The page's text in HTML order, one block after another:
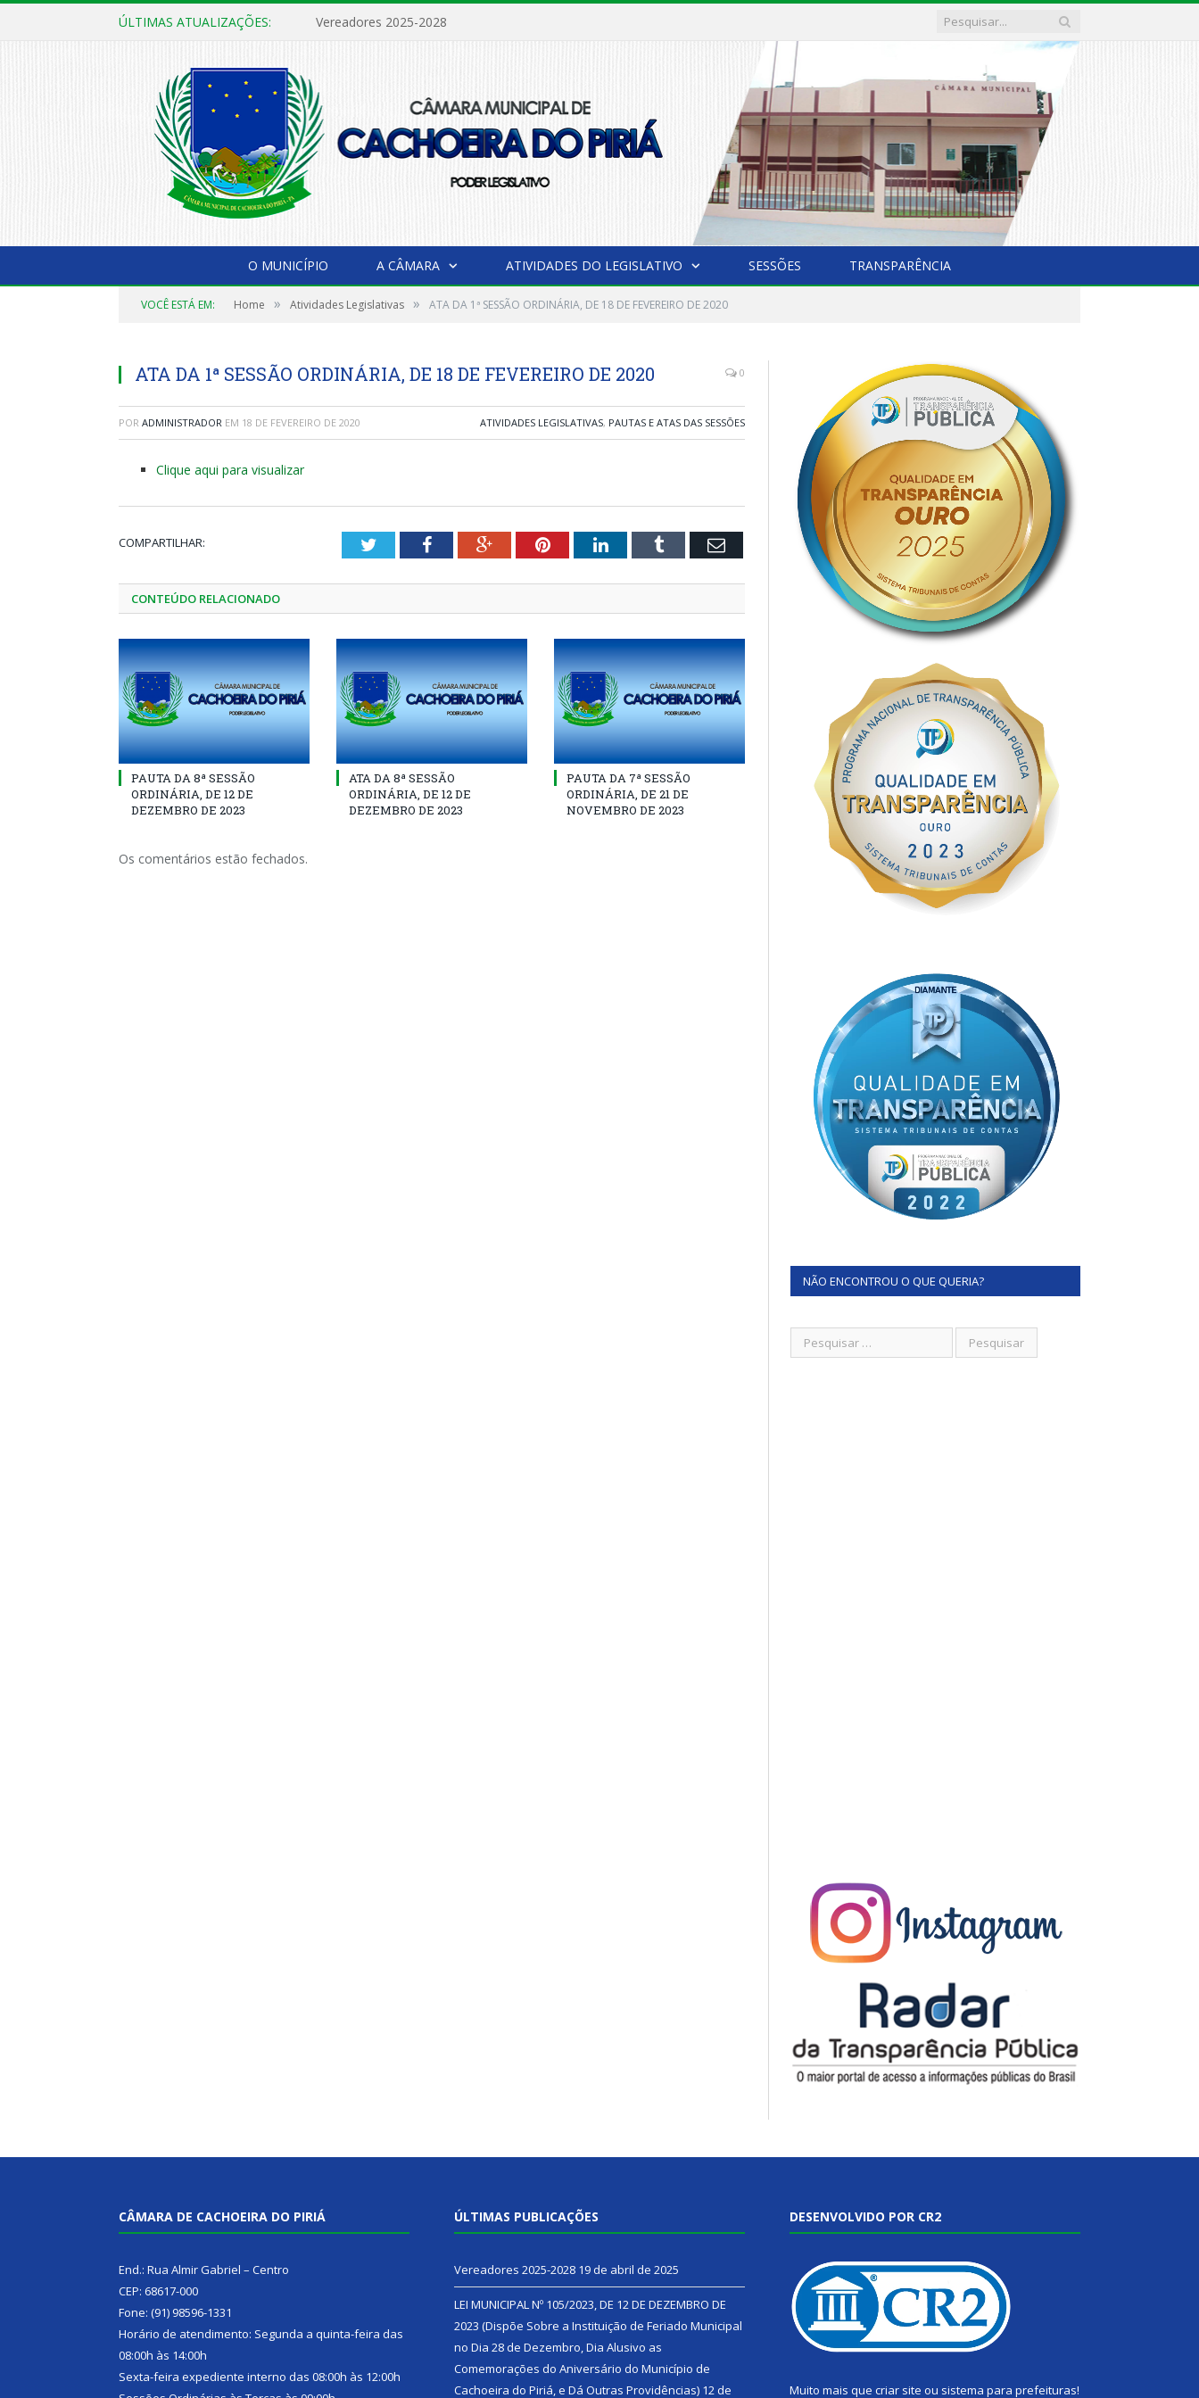
ÚLTIMAS ATUALIZAÇÕES: Vereadores 2025-2028
O MUNICÍPIO A CÂMARA ATIVIDADES DO LEGISLATIVO SESSÕES TRANSPARÊNCIA
VOCÊ ESTÁ EM: Home » Atividades Legislativas » ATA DA 1ª SESSÃO ORDINÁRIA, DE 18 DE FEVEREIRO DE 2020
ATA DA 1ª SESSÃO ORDINÁRIA, DE 18 DE FEVEREIRO DE 2020 0
POR ADMINISTRADOR EM 18 DE FEVEREIRO DE 2020 ATIVIDADES LEGISLATIVAS, PAUTAS E ATAS DAS SESSÕES
Clique aqui para visualizar
COMPARTILHAR: TwitterFacebookGoogle+PinterestLinkedInTumblr Email
CONTEÚDO RELACIONADO
PAUTA DA 8ª SESSÃO
ORDINÁRIA, DE 12 DE
DEZEMBRO DE 2023
ATA DA 8ª SESSÃO
ORDINÁRIA, DE 12 DE
DEZEMBRO DE 2023
PAUTA DA 7ª SESSÃO
ORDINÁRIA, DE 21 DE
NOVEMBRO DE 2023
Os comentários estão fechados.
NÃO ENCONTROU O QUE QUERIA?
CÂMARA DE CACHOEIRA DO PIRIÁ
End.: Rua Almir Gabriel – Centro
CEP: 68617-000
Fone: (91) 98596-1331
Horário de atendimento: Segunda a quinta-feira das
08:00h às 14:00h
Sexta-feira expediente interno das 08:00h às 12:00h
ÚLTIMAS PUBLICAÇÕES
Vereadores 2025-2028 19 de abril de 2025
LEI MUNICIPAL Nº 105/2023, DE 12 DE DEZEMBRO DE
2023 (Dispõe Sobre a Instituição de Feriado Municipal
no Dia 28 de Dezembro, Dia Alusivo as
Comemorações do Aniversário do Município de
Cachoeira do Piriá, e Dá Outras Providências) 12 de
DESENVOLVIDO POR CR2
Muito mais que criar site ou sistema para prefeituras!